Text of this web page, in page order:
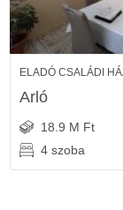
ELADÓ CSALÁDI
Arló
18.9 M Ft
4 szoba